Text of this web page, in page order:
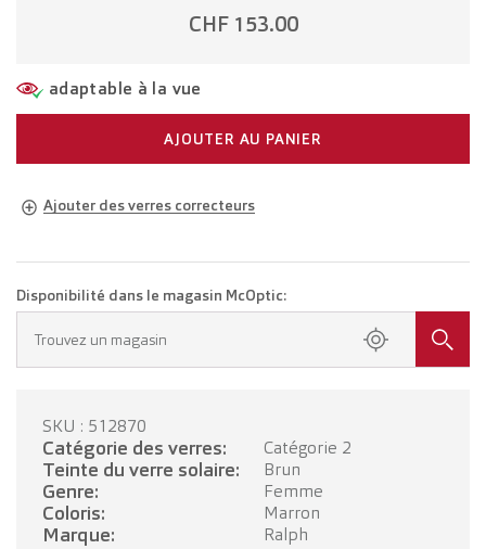
CHF 153.00
adaptable à la vue
AJOUTER AU PANIER
Ajouter des verres correcteurs
Lunettes avec verres unifocaux
PRENDRE RENDEZ-VOUS
Disponibilité dans le magasin McOptic:
Trouvez un magasin
SKU : 512870
Catégorie des verres: Catégorie 2
Teinte du verre solaire: Brun
Genre: Femme
Coloris: Marron
Marque: Ralph